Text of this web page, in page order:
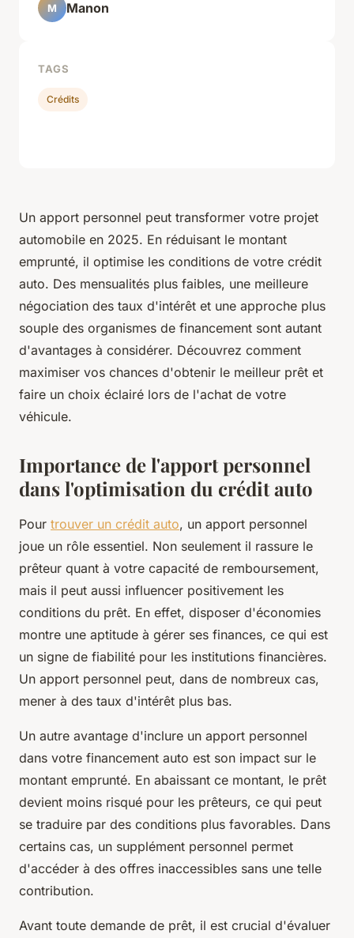
Un apport personnel peut transformer votre projet
automobile en 2025. En réduisant le montant
emprunté, il optimise les conditions de votre crédit
auto. Des mensualités plus faibles, une meilleure
négociation des taux d'intérêt et une approche plus
souple des organismes de financement sont autant
d'avantages à considérer. Découvrez comment
maximiser vos chances d'obtenir le meilleur prêt et
faire un choix éclairé lors de l'achat de votre
véhicule.
Importance de l'apport personnel
dans l'optimisation du crédit auto
Pour trouver un crédit auto, un apport personnel
joue un rôle essentiel. Non seulement il rassure le
prêteur quant à votre capacité de remboursement,
mais il peut aussi influencer positivement les
conditions du prêt. En effet, disposer d'économies
montre une aptitude à gérer ses finances, ce qui est
un signe de fiabilité pour les institutions financières.
Un apport personnel peut, dans de nombreux cas,
mener à des taux d'intérêt plus bas.
Un autre avantage d'inclure un apport personnel
dans votre financement auto est son impact sur le
montant emprunté. En abaissant ce montant, le prêt
devient moins risqué pour les prêteurs, ce qui peut
se traduire par des conditions plus favorables. Dans
certains cas, un supplément personnel permet
d'accéder à des offres inaccessibles sans une telle
contribution.
Avant toute demande de prêt, il est crucial d'évaluer
M Manon
TAGS
Crédits